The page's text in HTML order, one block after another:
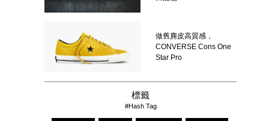
做舊麂皮高質感，
CONVERSE Cons One
Star Pro
標籤
#Hash Tag